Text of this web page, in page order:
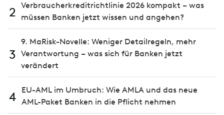
2 Verbraucherkreditrichtlinie 2026 kompakt – was
müssen Banken jetzt wissen und angehen?
3
9. MaRisk-Novelle: Weniger Detailregeln, mehr
Verantwortung – was sich für Banken jetzt
verändert
4
EU-AML im Umbruch: Wie AMLA und das neue
AML-Paket Banken in die Pflicht nehmen